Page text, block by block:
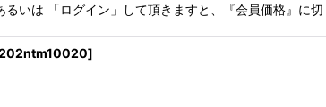
は 「ログイン」して頂きますと、『会員価格』に
]